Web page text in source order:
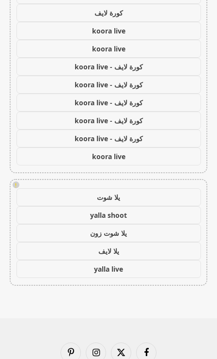
كورة لايف
koora live
koora live
كورة لايف - koora live
كورة لايف - koora live
كورة لايف - koora live
كورة لايف - koora live
كورة لايف - koora live
koora live
!
يلا شوت
yalla shoot
يلا شوت زون
يلا لايف
yalla live
فيسبوك X الانستغرامبينتيريست